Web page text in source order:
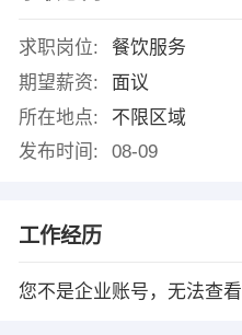
求职岗位:
餐饮服务
期望薪资:
面议
所在地点:
不限区域
发布时间:
08-09
工作经历
您不是企业账号，无法查看